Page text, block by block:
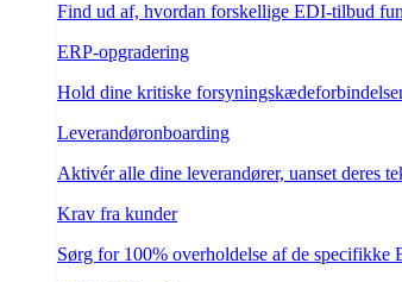
Find ud af, hvordan forskellige EDI-tilbud
ERP-opgradering
Hold dine kritiske
Leverandøronboarding
Aktivér alle dine leverandører, uanset deres
Krav fra kunder
Sørg for 100% overholdelse af de